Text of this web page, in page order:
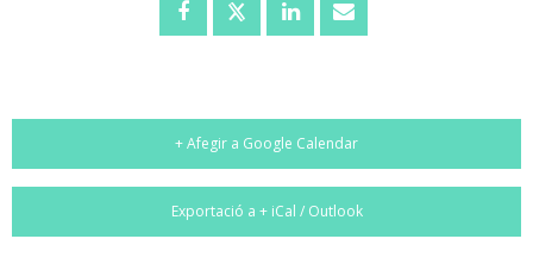
+ Afegir a Google Calendar
Exportació a + iCal / Outlook